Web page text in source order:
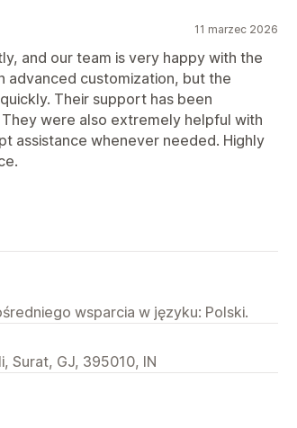
11 marzec 2026
and our team is very happy with the
advanced customization, but the
Their support has been
were also extremely helpful with
assistance whenever needed. Highly
wsparcia w języku: Polski.
Surat, GJ, 395010, IN